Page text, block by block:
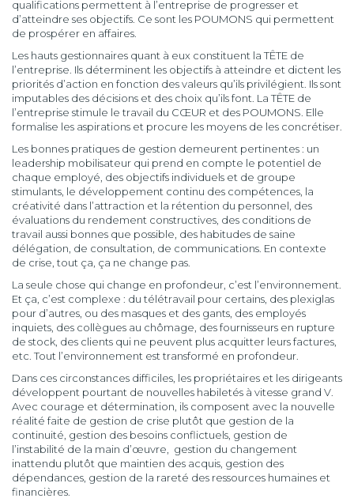
qualifications permettent à l’entreprise de progresser et
d’atteindre ses objectifs. Ce sont les POUMONS qui permettent
de prospérer en affaires.
Les hauts gestionnaires quant à eux constituent la TÊTE de
l’entreprise. Ils déterminent les objectifs à atteindre et dictent les
priorités d’action en fonction des valeurs qu’ils privilégient. Ils sont
imputables des décisions et des choix qu’ils font. La TÊTE de
l’entreprise stimule le travail du CŒUR et des POUMONS. Elle
formalise les aspirations et procure les moyens de les concrétiser.
Les bonnes pratiques de gestion demeurent pertinentes : un
leadership mobilisateur qui prend en compte le potentiel de
chaque employé, des objectifs individuels et de groupe
stimulants, le développement continu des compétences, la
créativité dans l’attraction et la rétention du personnel, des
évaluations du rendement constructives, des conditions de
travail aussi bonnes que possible, des habitudes de saine
délégation, de consultation, de communications. En contexte
de crise, tout ça, ça ne change pas.
La seule chose qui change en profondeur, c’est l’environnement.
Et ça, c’est complexe : du télétravail pour certains, des plexiglas
pour d’autres, ou des masques et des gants, des employés
inquiets, des collègues au chômage, des fournisseurs en rupture
de stock, des clients qui ne peuvent plus acquitter leurs factures,
etc. Tout l’environnement est transformé en profondeur.
Dans ces circonstances difficiles, les propriétaires et les dirigeants
développent pourtant de nouvelles habiletés à vitesse grand V.
Avec courage et détermination, ils composent avec la nouvelle
réalité faite de gestion de crise plutôt que gestion de la
continuité, gestion des besoins conflictuels, gestion de
l’instabilité de la main d’œuvre, gestion du changement
inattendu plutôt que maintien des acquis, gestion des
dépendances, gestion de la rareté des ressources humaines et
financières.